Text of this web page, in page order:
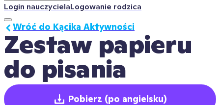
Login nauczycielaLogowanie rodzica
Zestaw papieru
do pisania
Wróć do Kącika Aktywności
Pobierz (po angielsku)